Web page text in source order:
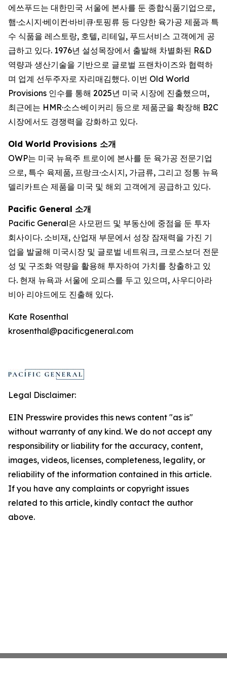
에쓰푸드는 대한민국 서울에 본사를 둔 종합식품기업으로,
햄·소시지·베이컨·바비큐·토핑류 등 다양한 육가공 제품과 특
수 식품을 레스토랑, 호텔, 리테일, 푸드서비스 고객에게 공
급하고 있다. 1976년 설성목장에서 출발해 차별화된 R&D
역량과 생산기술을 기반으로 글로벌 프랜차이즈와 협력하
며 업계 선두주자로 자리매김했다. 이번 Old World
Provisions 인수를 통해 2025년 미국 시장에 진출했으며,
최근에는 HMR·소스·베이커리 등으로 제품군을 확장해 B2C
시장에서도 경쟁력을 강화하고 있다.
Old World Provisions 소개
OWP는 미국 뉴욕주 트로이에 본사를 둔 육가공 전문기업
으로, 특수 육제품, 프랑크·소시지, 가금류, 그리고 정통 뉴욕
델리카트슨 제품을 미국 및 해외 고객에게 공급하고 있다.
Pacific General 소개
Pacific General은 사모펀드 및 부동산에 중점을 둔 투자
회사이다. 소비재, 산업재 부문에서 성장 잠재력을 가진 기
업을 발굴해 미국시장 및 글로벌 네트워크, 크로스보더 전문
성 및 구조화 역량을 활용해 투자하여 가치를 창출하고 있
다. 현재 뉴욕과 서울에 오피스를 두고 있으며, 사우디아라
비아 리야드에도 진출해 있다.
Kate Rosenthal
krosenthal@pacificgeneral.com
Legal Disclaimer:
EIN Presswire provides this news content "as is"
without warranty of any kind. We do not accept any
responsibility or liability for the accuracy, content,
images, videos, licenses, completeness, legality, or
reliability of the information contained in this article.
If you have any complaints or copyright issues
related to this article, kindly contact the author
above.